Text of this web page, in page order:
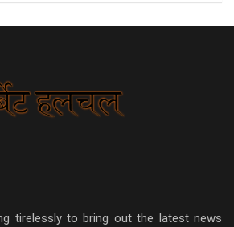
tirelessly to bring out the latest news